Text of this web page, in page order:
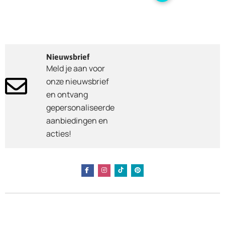
Nieuwsbrief
Meld je aan voor
onze nieuwsbrief
en ontvang
gepersonaliseerde
aanbiedingen en
acties!